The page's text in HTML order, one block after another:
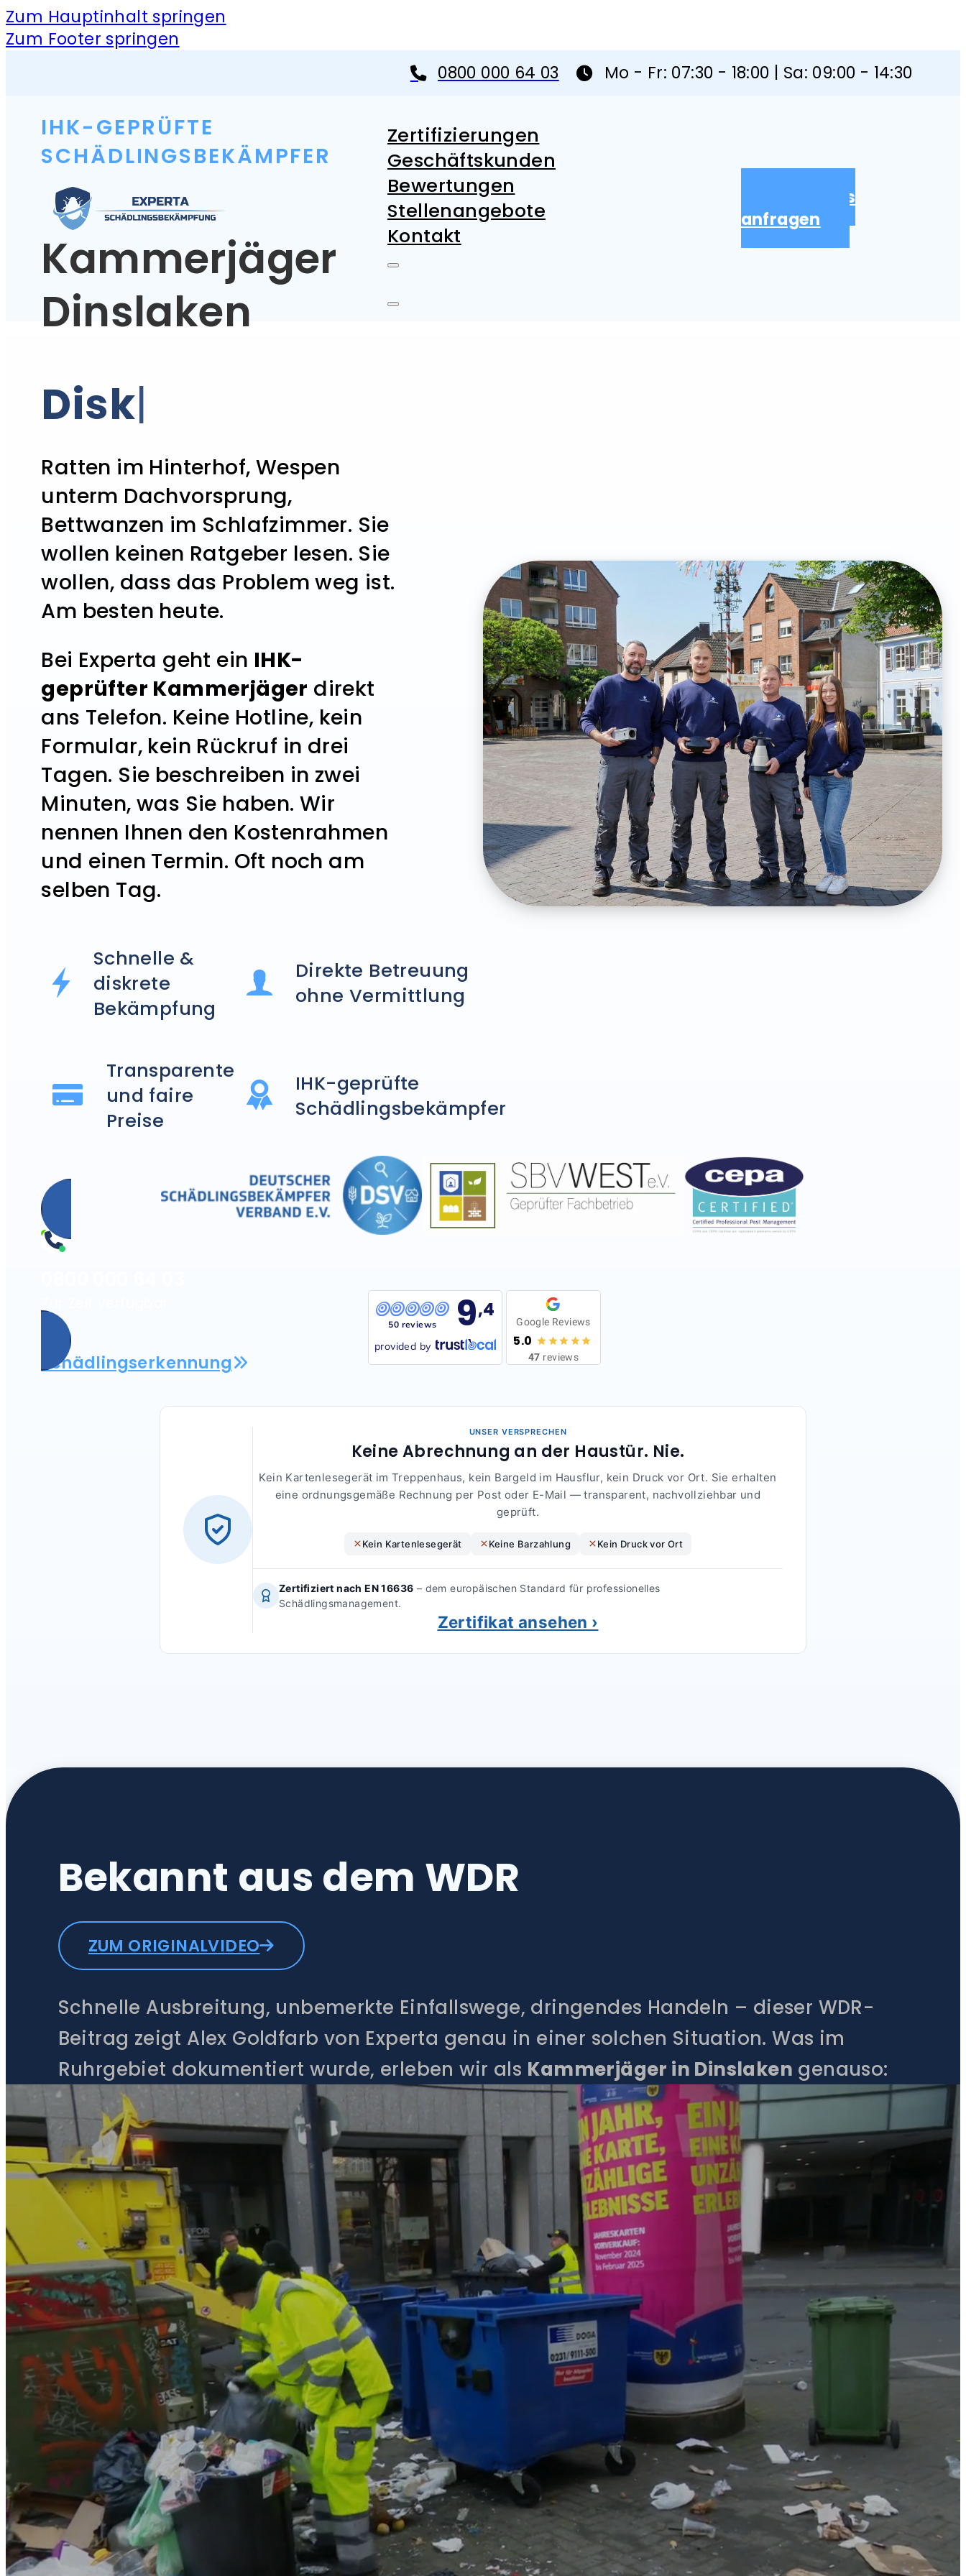
Zum Hauptinhalt springen
Zum Footer springen
0800 000 64 03
Mo - Fr: 07:30 - 18:00 | Sa: 09:00 - 14:30
Zertifizierungen
Geschäftskunden
Bewertungen
Stellenangebote
Kontakt
Kostenlos
anfragen
IHK-GEPRÜFTE
SCHÄDLINGSBEKÄMPFER
Kammerjäger
Dinslaken
Professione
Ratten im Hinterhof, Wespen
unterm Dachvorsprung,
Bettwanzen im Schlafzimmer. Sie
wollen keinen Ratgeber lesen. Sie
wollen, dass das Problem weg ist.
Am besten heute.
Bei Experta geht ein IHK-
geprüfter Kammerjäger direkt
ans Telefon. Keine Hotline, kein
Formular, kein Rückruf in drei
Tagen. Sie beschreiben in zwei
Minuten, was Sie haben. Wir
nennen Ihnen den Kostenrahmen
und einen Termin. Oft noch am
selben Tag.
Schnelle &
diskrete
Bekämpfung
Direkte Betreuung
ohne Vermittlung
Transparente
und faire
Preise
IHK-geprüfte
Schädlingsbekämpfer
Schädlingserkennung
50 reviews 9,4
provided by
Google Reviews
5.0
47 reviews
UNSER VERSPRECHEN
Keine Abrechnung an der Haustür. Nie.
Kein Kartenlesegerät im Treppenhaus, kein Bargeld im Hausflur, kein Druck vor Ort. Sie erhalten
eine ordnungsgemäße Rechnung per Post oder E-Mail — transparent, nachvollziehbar und
geprüft.
Kein Kartenlesegerät Keine Barzahlung Kein Druck vor Ort
Zertifiziert nach EN 16636 – dem europäischen Standard für professionelles
Schädlingsmanagement.
Zertifikat ansehen ›
Bekannt aus dem WDR
ZUM ORIGINALVIDEO
Schnelle Ausbreitung, unbemerkte Einfallswege, dringendes Handeln – dieser WDR-
Beitrag zeigt Alex Goldfarb von Experta genau in einer solchen Situation. Was im
Ruhrgebiet dokumentiert wurde, erleben wir als Kammerjäger in Dinslaken genauso:
Schädlinge nutzen Grünkorridore wie den
Hiesfelder Waldoder Kanalufer als
Ausbreitungswege in Wohngebiete – und dann zählt jede Stunde.